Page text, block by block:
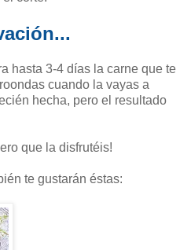
hasta 3-4 días la carne que te
cuando la vayas a
hecha, pero el resultado
que la disfrutéis!
te gustarán éstas: